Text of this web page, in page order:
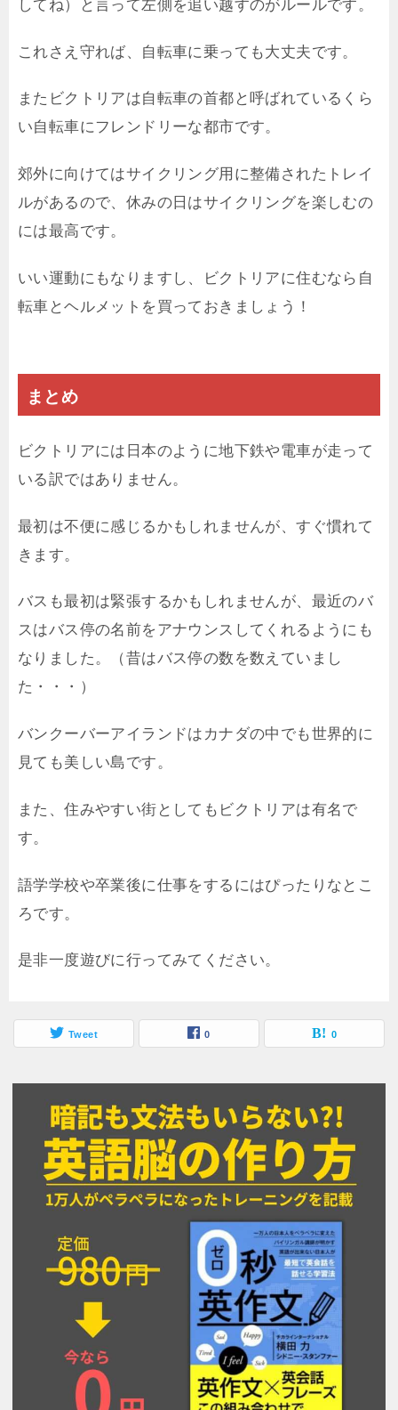
してね）と言って左側を追い越すのがルールです。
これさえ守れば、自転車に乗っても大丈夫です。
またビクトリアは自転車の首都と呼ばれているくら
い自転車にフレンドリーな都市です。
郊外に向けてはサイクリング用に整備されたトレイ
ルがあるので、休みの日はサイクリングを楽しむの
には最高です。
いい運動にもなりますし、ビクトリアに住むなら自
転車とヘルメットを買っておきましょう！
まとめ
ビクトリアには日本のように地下鉄や電車が走って
いる訳ではありません。
最初は不便に感じるかもしれませんが、すぐ慣れて
きます。
バスも最初は緊張するかもしれませんが、最近のバ
スはバス停の名前をアナウンスしてくれるようにも
なりました。（昔はバス停の数を数えていまし
た・・・）
バンクーバーアイランドはカナダの中でも世界的に
見ても美しい島です。
また、住みやすい街としてもビクトリアは有名で
す。
語学学校や卒業後に仕事をするにはぴったりなとこ
ろです。
是非一度遊びに行ってみてください。
Tweet 0 0